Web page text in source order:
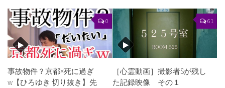
0
事故物件？京都×死に過ぎ
w【ひろゆき 切り抜き】先
61
［心霊動画］撮影者Sが残し
た記録映像 その１